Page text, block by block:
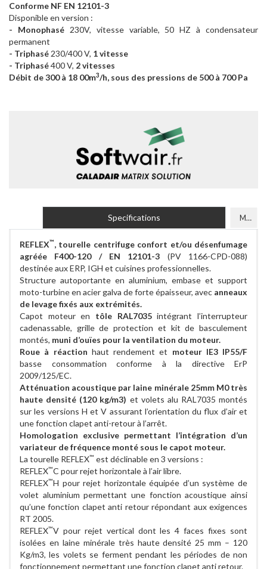
Conforme NF EN 12101-3
Disponible en version :
- Monophasé 230V, vitesse variable, 50 HZ à condensateur
permanent
- Triphasé 230/400 V, 1 vitesse
- Triphasé400 V, 2 vitesses
Débit de 300 à 18 00m3/h, sous des pressions de 500 à 700 Pa
Specifications Models
REFLEX™, tourelle centrifuge confort et/ou désenfumage
agréée F400-120 / EN 12101-3 (PV 1166-CPD-088)
destinée aux ERP, IGH et cuisines professionnelles.
Structure autoportante en aluminium, embase et support
moto-turbine en acier galva de forte épaisseur, avec anneaux
de levage fixés aux extrémités.
Capot moteur en tôle RAL7035intégrant l’interrupteur
cadenassable, grille de protection et kit de basculement
montés, muni d’ouïes pour la ventilation du moteur.
Roue à réaction haut rendement et moteur IE3 IP55/F
basse consommation conforme à la directive ErP
2009/125/EC.
Atténuation acoustique par laine minérale 25mm M0 très
haute densité (120 kg/m3) et volets alu RAL7035 montés
sur les versions H et V assurant l’orientation du flux d’air et
une fonction clapet anti-retour à l’arrêt.
Homologation exclusive permettant l’intégration d’un
variateur de fréquence monté sous le capot moteur.
La tourelle REFLEX™ est déclinable en 3 versions :
REFLEX™C pour rejet horizontale à l’air libre.
REFLEX™H pour rejet horizontale équipée d’un système de
volet aluminium permettant une fonction acoustique ainsi
qu’une fonction clapet anti retour répondant aux exigences
RT 2005.
REFLEX™V pour rejet vertical dont les 4 faces fixes sont
isolées en laine minérale très haute densité 25 mm – 120
Kg/m3, les volets se ferment pendant les périodes de non
fonctionnement permettant une fonction clapet anti retour.